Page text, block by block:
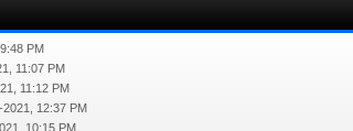
PM
11:07 PM
11:12 PM
12:37 PM
10:15 PM